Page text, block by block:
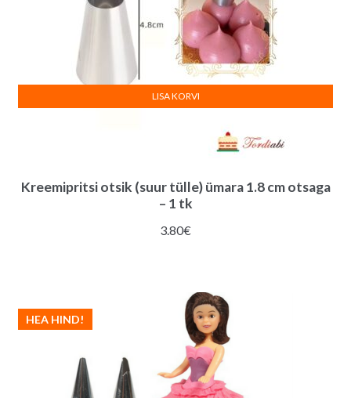
Kreemipritsi otsik (suur tülle) ümara 1.8 cm otsaga
– 1 tk
3.80€
LISA KORVI
HEA HIND!